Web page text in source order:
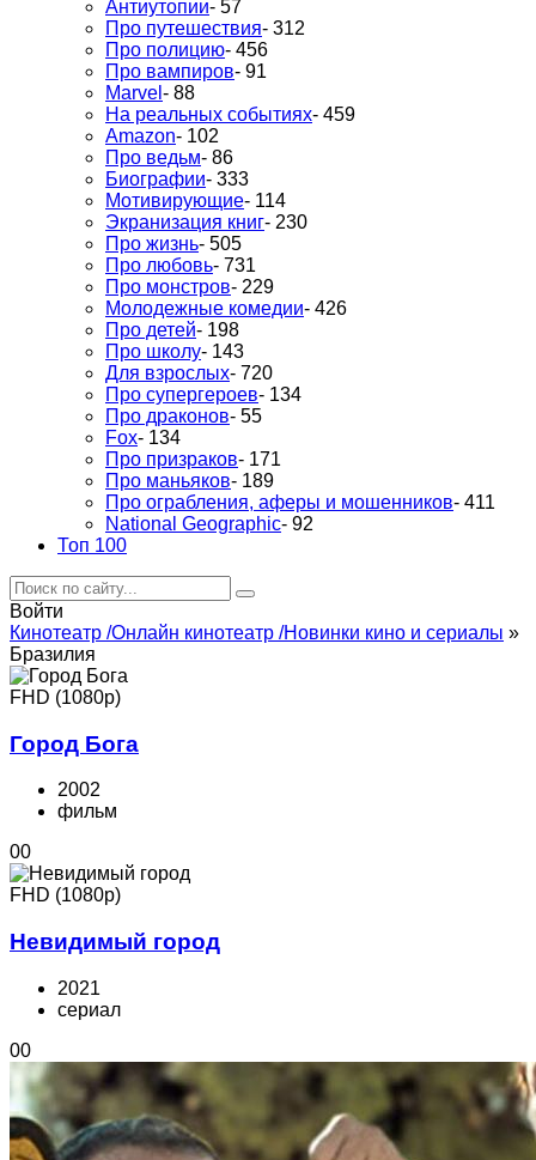
Антиутопии- 57
Про путешествия- 312
Про полицию- 456
Про вампиров- 91
Marvel - 88
На реальных событиях- 459
Amazon- 102
Про ведьм- 86
Биографии- 333
Мотивирующие- 114
Экранизация книг- 230
Про жизнь- 505
Про любовь- 731
Про монстров- 229
Молодежные комедии- 426
Про детей- 198
Про школу- 143
Для взрослых- 720
Про супергероев- 134
Про драконов- 55
Fox- 134
Про призраков- 171
Про маньяков- 189
Про ограбления, аферы и мошенников- 411
National Geographic- 92
Топ 100
Войти
Кинотеатр /Онлайн кинотеатр /Новинки кино и сериалы »
Бразилия
FHD (1080p)
Город Бога
2002
фильм
00
FHD (1080p)
Невидимый город
2021
cериал
00